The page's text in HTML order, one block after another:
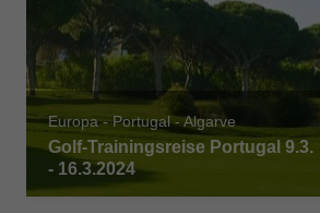
Europa - Portugal - Algarve
Golf-Trainingsreise Portugal 9.3.
- 16.3.2024